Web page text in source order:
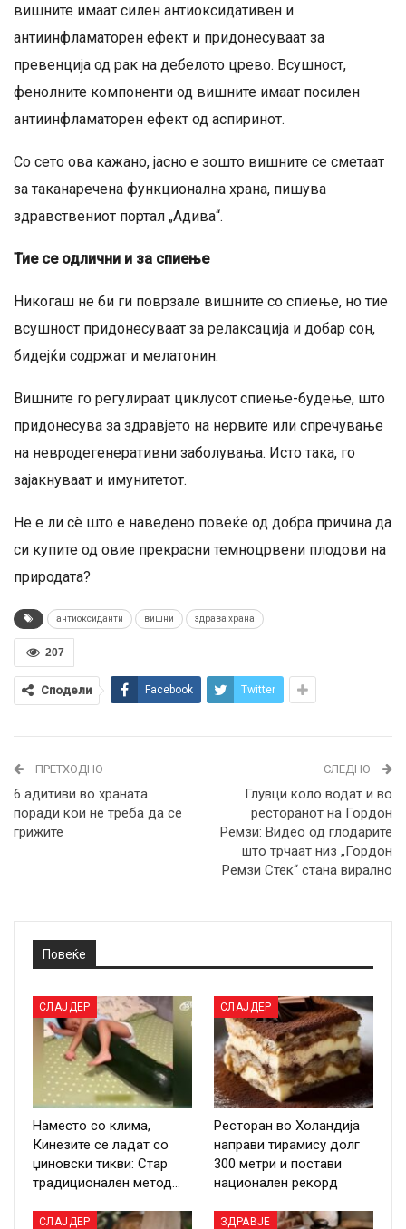
вишните имаат силен антиоксидативен и
антиинфламаторен ефект и придонесуваат за
превенција од рак на дебелото црево. Всушност,
фенолните компоненти од вишните имаат посилен
антиинфламаторен ефект од аспиринот.
Со сето ова кажано, јасно е зошто вишните се сметаат
за таканаречена функционална храна, пишува
здравствениот портал „Адива“.
Тие се одлични и за спиење
Никогаш не би ги поврзале вишните со спиење, но тие
всушност придонесуваат за релаксација и добар сон,
бидејќи содржат и мелатонин.
Вишните го регулираат циклусот спиење-будење, што
придонесува за здравјето на нервите или спречување
на невродегенеративни заболувања. Исто така, го
зајакнуваат и имунитетот.
Не е ли сè што е наведено повеќе од добра причина да
си купите од овие прекрасни темноцрвени плодови на
природата?
антиоксиданти вишни здрава храна
207
Сподели Facebook Twitter
ПРЕТХОДНО
6 адитиви во храната
поради кои не треба да се
грижите
СЛЕДНО
Глувци коло водат и во
ресторанот на Гордон
Ремзи: Видео од глодарите
што трчаат низ „Гордон
Ремзи Стек“ стана вирално
Повеќе
СЛАЈДЕР
Наместо со клима,
Кинезите се ладат со
џиновски тикви: Стар
традиционален метод…
СЛАЈДЕР
Ресторан во Холандија
направи тирамису долг
300 метри и постави
национален рекорд
СЛАЈДЕР ЗДРАВЈЕ